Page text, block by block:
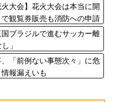
火大会】花火大会は本当に開
観覧券販売も消防への申請
関与してない」と声明
国ブラジルで進むサッカー離
」
、「前例ない事態次々」に危
報漏えいも